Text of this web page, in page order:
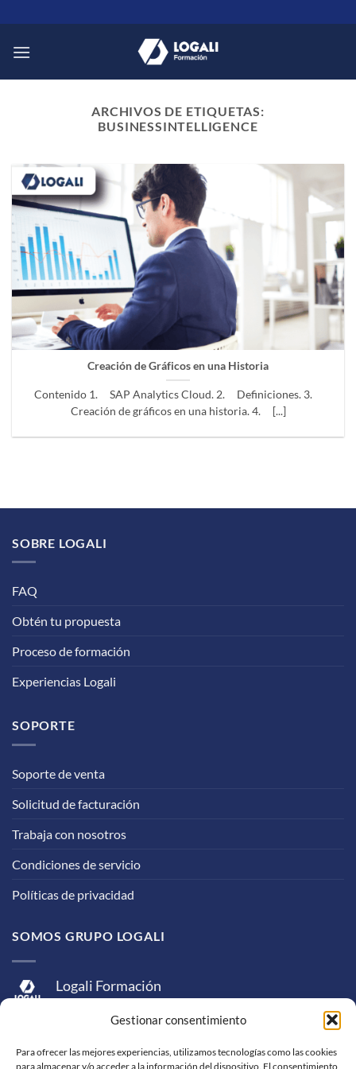
Gestionar consentimiento
Para ofrecer las mejores experiencias, utilizamos tecnologías como las cookies
para almacenar y/o acceder a la información del dispositivo. El consentimiento
al
contenido
ARCHIVOS DE ETIQUETAS:
BUSINESSINTELLIGENCE
Creación de Gráficos en una Historia
Contenido 1. SAP Analytics Cloud. 2. Definiciones. 3.
Creación de gráficos en una historia. 4. [...]
SOBRE LOGALI
FAQ
Obtén tu propuesta
Proceso de formación
Experiencias Logali
SOPORTE
Soporte de venta
Solicitud de facturación
Trabaja con nosotros
Condiciones de servicio
Políticas de privacidad
SOMOS GRUPO LOGALI
Logali Formación
Logali Consultoría
Logali Ingeniería